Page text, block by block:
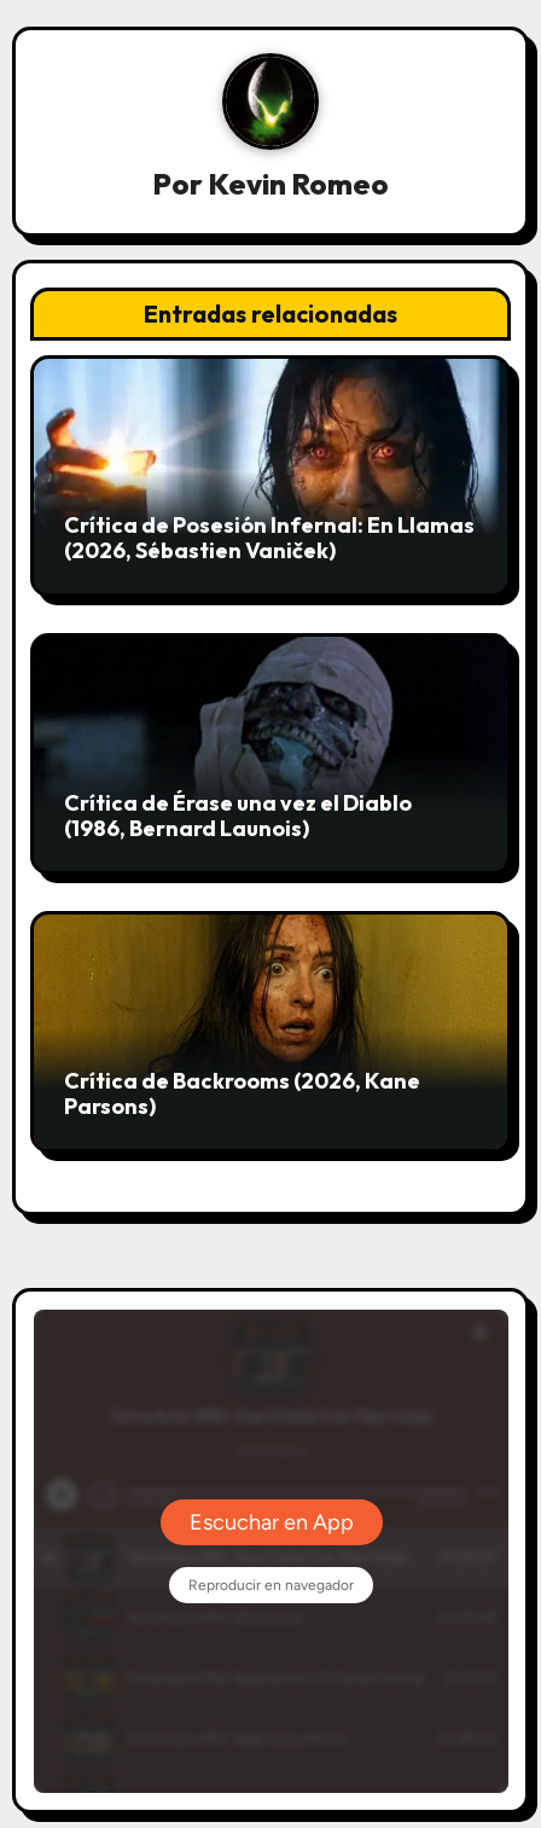
g
n
d
e
e
n
t
a
a
s
Por Kevin Romeo
Entradas relacionadas
Crítica de Posesión Infernal: En Llamas
(2026, Sébastien Vaniček)
Crítica de Érase una vez el Diablo
(1986, Bernard Launois)
Crítica de Backrooms (2026, Kane
Parsons)